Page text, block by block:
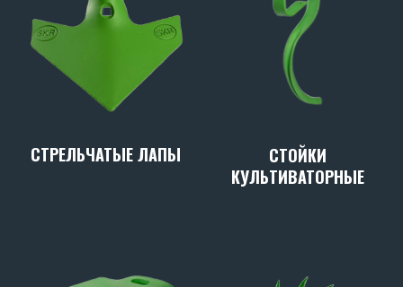
СТРЕЛЬЧАТЫЕ ЛАПЫ
СТОЙКИ
КУЛЬТИВАТОРНЫЕ